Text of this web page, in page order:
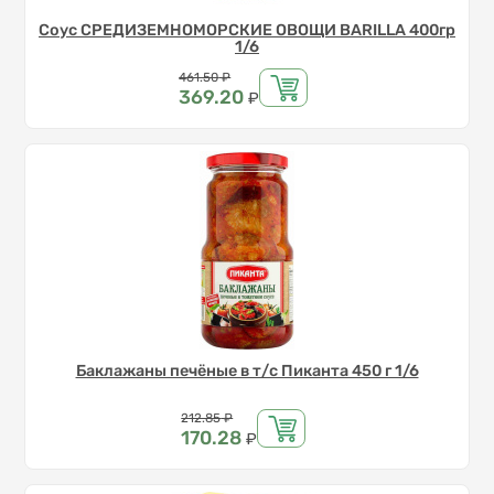
Соус СРЕДИЗЕМНОМОРСКИЕ ОВОЩИ BARILLA 400гр
1/6
Цена
461.50 ₽
369.20 ₽
Баклажаны печёные в т/с Пиканта 450 г 1/6
Цена
212.85 ₽
170.28 ₽